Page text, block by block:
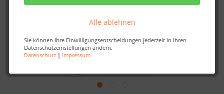
Alle ablehnen
Sie können Ihre Einwilligungsentscheidungen jederzeit in Ihren
Datenschutzeinstellungen ändern.
Datenschutz| Impressum